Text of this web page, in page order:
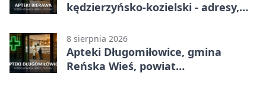
kędzierzyńsko-kozielski - adresy,
8 sierpnia 2026
Apteki Długomiłowice, gmina
Reńska Wieś, powiat